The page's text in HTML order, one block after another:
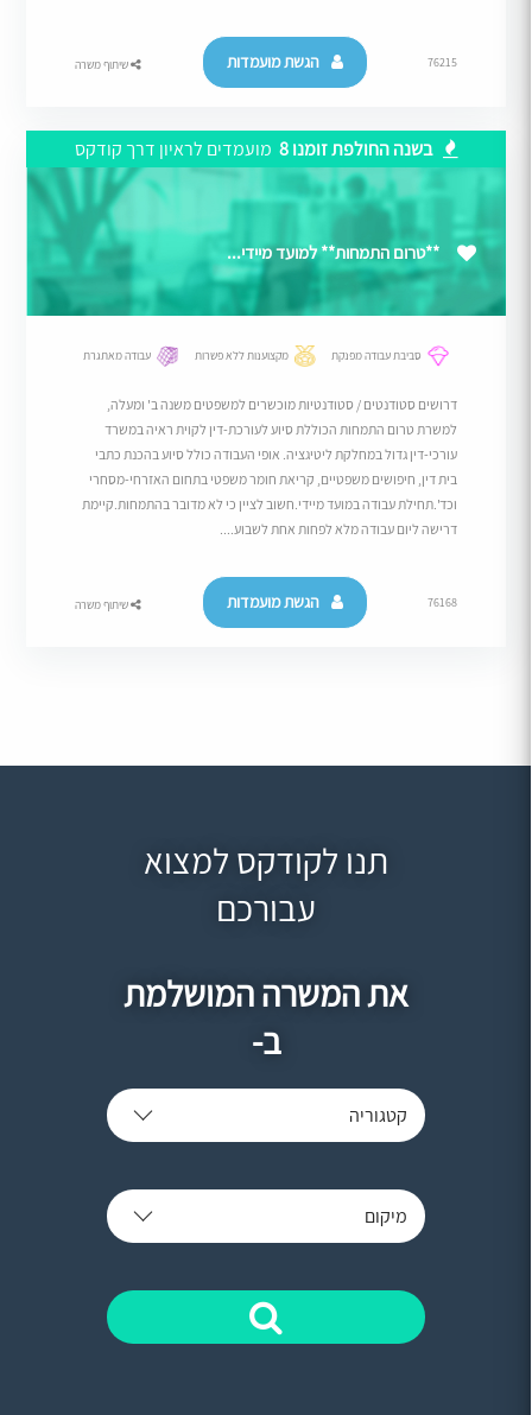
76215 הגשת מועמדות שיתוף משרה
בשנה החולפת זומנו 8 מועמדים לראיון דרך קודקס
**טרום התמחות** למועד מיידי...
סביבת עבודה מפנקת מקצוענות ללא פשרות עבודה מאתגרת
דרושים סטודנטים / סטודנטיות מוכשרים למשפטים משנה ב' ומעלה,
למשרת טרום התמחות הכוללת סיוע לעורכת-דין לקוית ראיה במשרד
עורכי-דין גדול במחלקת ליטיגציה. אופי העבודה כולל סיוע בהכנת כתבי
בית דין, חיפושים משפטיים, קריאת חומר משפטי בתחום האזרחי-מסחרי
וכד'.תחילת עבודה במועד מיידי.חשוב לציין כי לא מדובר בהתמחות.קיימת
דרישה ליום עבודה מלא לפחות אחת לשבוע....
76168 הגשת מועמדות שיתוף משרה
תנו לקודקס למצוא
עבורכם
את המשרה המושלמת
ב-
קטגוריה
מיקום